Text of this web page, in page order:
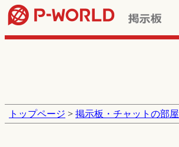
トップページ > 掲示板・チャットの部屋